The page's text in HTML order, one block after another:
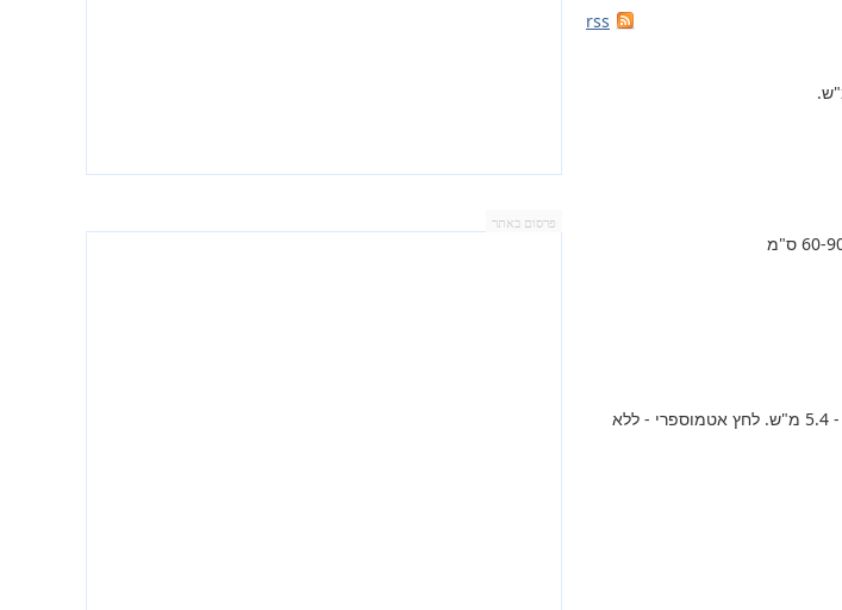
rss
מחר ברוב חלקי הארץ טמפרטורה ללא שינוי, בהיר, רוח זעיר - 5.4 מ"ש. לחץ אטמוספרי - ללא
פרסום באתר